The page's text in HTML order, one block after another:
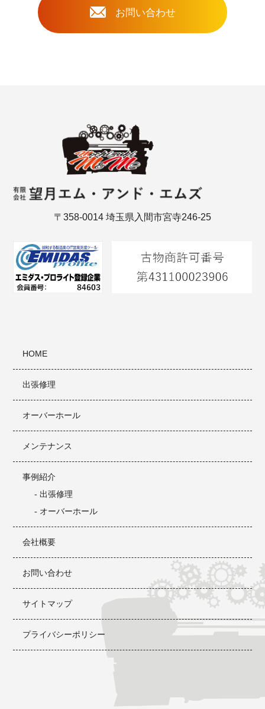
お問い合わせ
〒358-0014 埼玉県入間市宮寺246-25
HOME
出張修理
オーバーホール
メンテナンス
事例紹介
- 出張修理
- オーバーホール
会社概要
お問い合わせ
サイトマップ
プライバシーポリシー